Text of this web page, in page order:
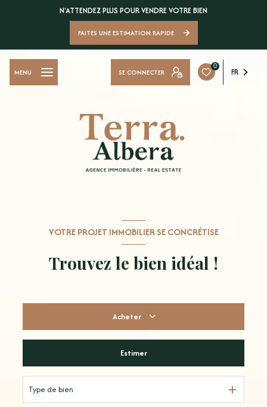
N'ATTENDEZ PLUS POUR VENDRE VOTRE BIEN
FAITES UNE ESTIMATION RAPIDE
SE CONNECTER
0
FR
MENU
VOTRE PROJET IMMOBILIER SE CONCRÉTISE
Trouvez le bien idéal !
Acheter
Estimer
Type de bien